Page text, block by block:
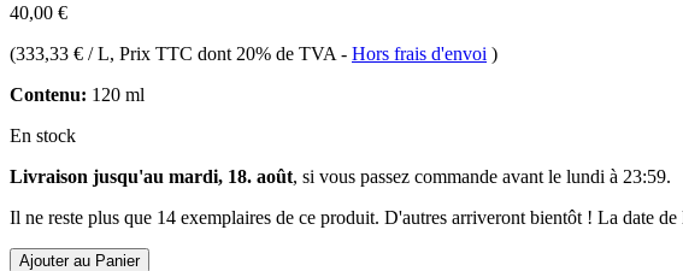
40,00 €
(333,33 € / L, Prix TTC dont 20% de TVA - Hors frais d'envoi )
Contenu: 120 ml
En stock
Livraison jusqu'au mardi, 18. août, si vous passez commande avant le lundi à 23:59.
Il ne reste plus que 14 exemplaires de ce produit. D'autres arriveront bientôt ! La date
Ajouter au Panier